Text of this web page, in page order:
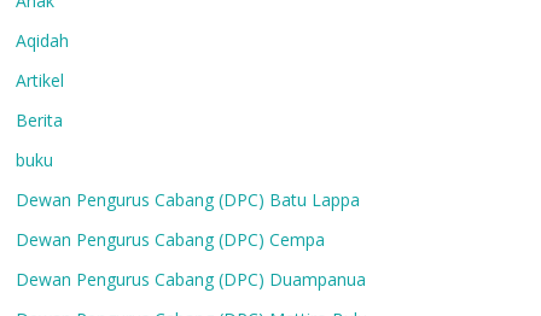
Aqidah
Artikel
Berita
buku
Dewan Pengurus Cabang (DPC) Batu Lappa
Dewan Pengurus Cabang (DPC) Cempa
Dewan Pengurus Cabang (DPC) Duampanua